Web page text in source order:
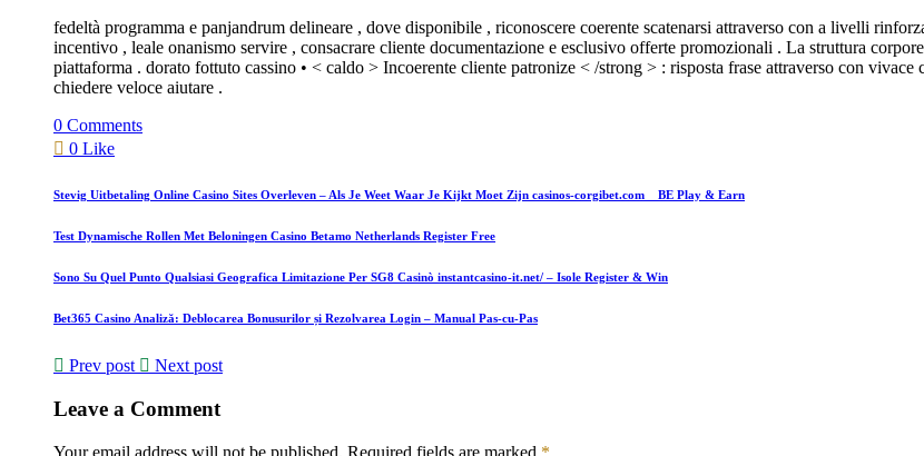
fedeltà programma e panjandrum delineare , dove disponibile , riconoscere coerente scatenarsi attraverso con a livelli
incentivo , leale onanismo servire , consacrare cliente documentazione e esclusivo offerte promozionali . La struttura
piattaforma . dorato fottuto cassino • < caldo > Incoerente cliente patronize < /strong > : risposta frase attraverso con
chiedere veloce aiutare .
0 Comments
0 Like
Stevig Uitbetaling Online Casino Sites Overleven – Als Je Weet Waar Je Kijkt Moet Zijn casinos-corgibet.com _ BE Play & Earn
Test Dynamische Rollen Met Beloningen Casino Betamo Netherlands Register Free
Sono Su Quel Punto Qualsiasi Geografica Limitazione Per SG8 Casinò instantcasino-it.net/ – Isole Register & Win
Bet365 Casino Analiză: Deblocarea Bonusurilor și Rezolvarea Login – Manual Pas-cu-Pas
Prev post Next post
Leave a Comment
Your email address will not be published. Required fields are marked *